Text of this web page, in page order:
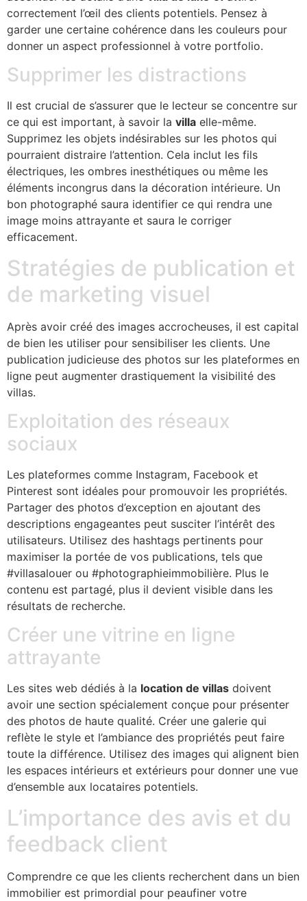
correctement l’œil des clients potentiels. Pensez à
garder une certaine cohérence dans les couleurs pour
donner un aspect professionnel à votre portfolio.
Supprimer les distractions
Il est crucial de s’assurer que le lecteur se concentre sur
ce qui est important, à savoir la villa elle-même.
Supprimez les objets indésirables sur les photos qui
pourraient distraire l’attention. Cela inclut les fils
électriques, les ombres inesthétiques ou même les
éléments incongrus dans la décoration intérieure. Un
bon photographé saura identifier ce qui rendra une
image moins attrayante et saura le corriger
efficacement.
Stratégies de publication et
de marketing visuel
Après avoir créé des images accrocheuses, il est capital
de bien les utiliser pour sensibiliser les clients. Une
publication judicieuse des photos sur les plateformes en
ligne peut augmenter drastiquement la visibilité des
villas.
Exploitation des réseaux
sociaux
Les plateformes comme Instagram, Facebook et
Pinterest sont idéales pour promouvoir les propriétés.
Partager des photos d’exception en ajoutant des
descriptions engageantes peut susciter l’intérêt des
utilisateurs. Utilisez des hashtags pertinents pour
maximiser la portée de vos publications, tels que
#villasalouer ou #photographieimmobilière. Plus le
contenu est partagé, plus il devient visible dans les
résultats de recherche.
Créer une vitrine en ligne
attrayante
Les sites web dédiés à la location de villas doivent
avoir une section spécialement conçue pour présenter
des photos de haute qualité. Créer une galerie qui
reflète le style et l’ambiance des propriétés peut faire
toute la différence. Utilisez des images qui alignent bien
les espaces intérieurs et extérieurs pour donner une vue
d’ensemble aux locataires potentiels.
L’importance des avis et du
feedback client
Comprendre ce que les clients recherchent dans un bien
immobilier est primordial pour peaufiner votre